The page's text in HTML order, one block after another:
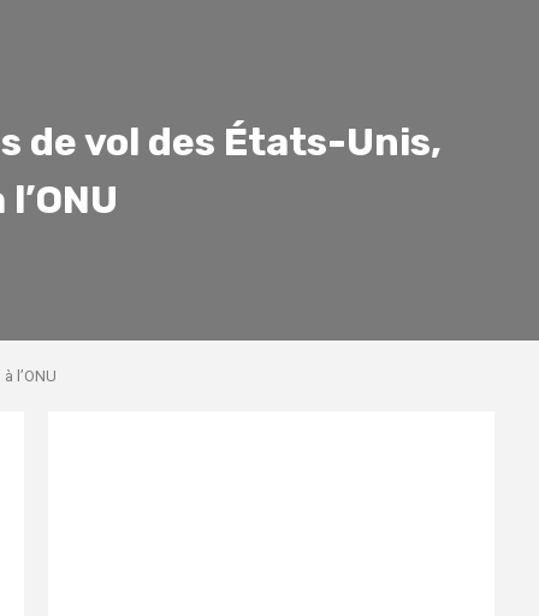
de vol des États-Unis,
l’ONU